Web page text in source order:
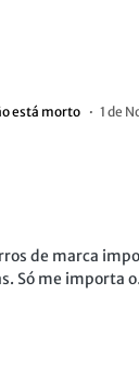
está morto 1 de
de marca
Só me importa